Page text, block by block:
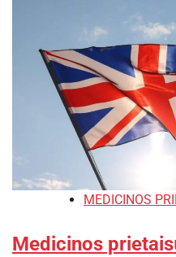
MEDICINOS
Medicinos